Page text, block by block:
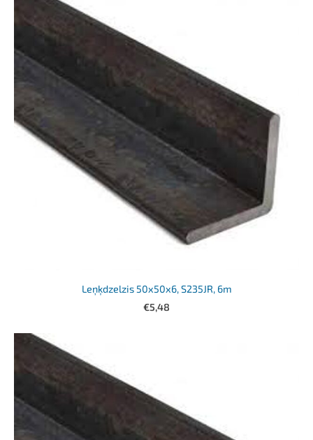
Leņķdzelzis 50x50x6, S235JR, 6m
€5,48